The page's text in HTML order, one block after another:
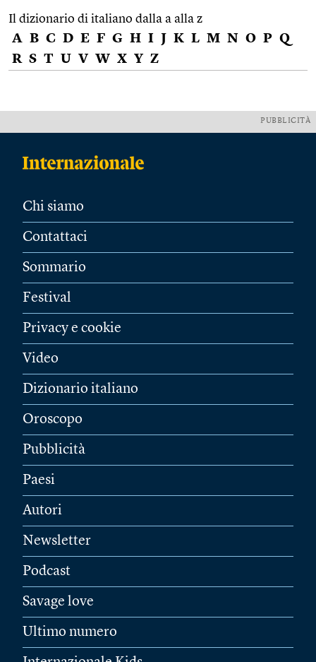
Il dizionario di italiano dalla a alla z
A B C D E F G H I J K L M N O P Q
R S T U V W X Y Z
PUBBLICITÀ
Chi siamo
Contattaci
Sommario
Festival
Privacy e cookie
Video
Dizionario italiano
Oroscopo
Pubblicità
Paesi
Autori
Newsletter
Podcast
Savage love
Ultimo numero